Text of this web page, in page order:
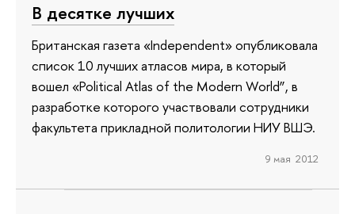
В десятке лучших
Британская газета «Independent» опубликовала
список 10 лучших атласов мира, в который
вошел «Political Atlas of the Modern World”, в
разработке которого участвовали сотрудники
факультета прикладной политологии НИУ ВШЭ.
9 мая 2012